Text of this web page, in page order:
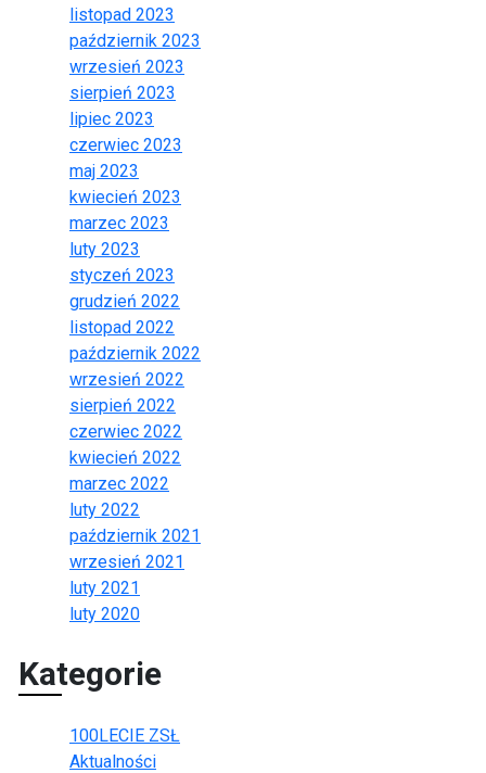
listopad 2023
październik 2023
wrzesień 2023
sierpień 2023
lipiec 2023
czerwiec 2023
maj 2023
kwiecień 2023
marzec 2023
luty 2023
styczeń 2023
grudzień 2022
listopad 2022
październik 2022
wrzesień 2022
sierpień 2022
czerwiec 2022
kwiecień 2022
marzec 2022
luty 2022
październik 2021
wrzesień 2021
luty 2021
luty 2020
Kategorie
100LECIE ZSŁ
Aktualności